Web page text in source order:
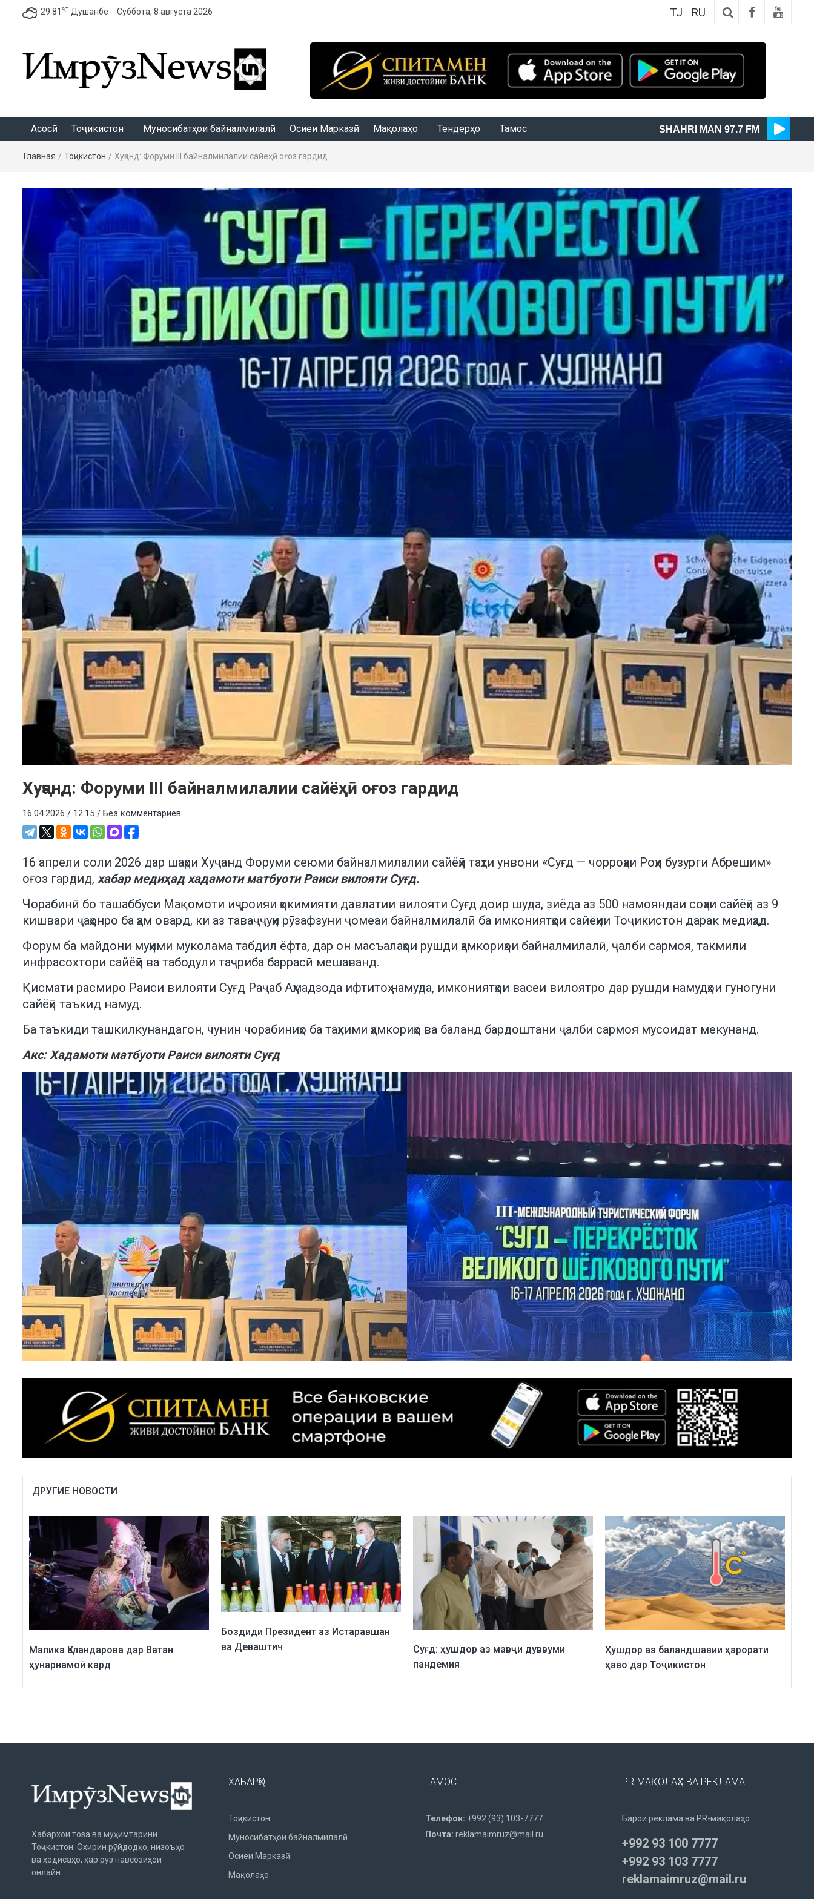
29.81 ℃ Душанбе Суббота, 8 августа 2026 TJ RU
Асосӣ Тоҷикистон Муносибатҳои байналмилалӣ Осиёи Марказӣ Мақолаҳо Тендерҳо Тамос SHAHRI MAN 97.7 FM
Главная / Тоҷикистон / Хуҷанд: Форуми III байналмилалии сайёҳӣ оғоз гардид
Хуҷанд: Форуми III байналмилалии сайёҳӣ оғоз гардид
16.04.2026 / 12:15 / Без комментариев
16 апрели соли 2026 дар шаҳри Хуҷанд Форуми сеюми байналмилалии сайёҳӣ таҳти унвони «Суғд — чорроҳаи Роҳи бузурги Абрешим»
оғоз гардид, хабар медиҳад хадамоти матбуоти Раиси вилояти Суғд.
Чорабинӣ бо ташаббуси Мақомоти иҷроияи ҳокимияти давлатии вилояти Суғд доир шуда, зиёда аз 500 намояндаи соҳаи сайёҳӣ аз 9
кишвари ҷаҳонро ба ҳам овард, ки аз таваҷҷуҳи рӯзафзуни ҷомеаи байналмилалӣ ба имкониятҳои сайёҳии Тоҷикистон дарак медиҳад.
Форум ба майдони муҳими муколама табдил ёфта, дар он масъалаҳои рушди ҳамкориҳои байналмилалӣ, ҷалби сармоя, такмили
инфрасохтори сайёҳӣ ва табодули таҷриба баррасӣ мешаванд.
Қисмати расмиро Раиси вилояти Суғд Раҷаб Аҳмадзода ифтитоҳ намуда, имкониятҳои васеи вилоятро дар рушди намудҳои гуногуни
сайёҳӣ таъкид намуд.
Ба таъкиди ташкилкунандагон, чунин чорабиниҳо ба таҳкими ҳамкориҳо ва баланд бардоштани ҷалби сармоя мусоидат мекунанд.
Акс: Хадамоти матбуоти Раиси вилояти Суғд
ДРУГИЕ НОВОСТИ
Малика Қаландарова дар Ватан
ҳунарнамоӣ кард
Боздиди Президент аз Истаравшан
ва Деваштич
Суғд: ҳушдор аз мавҷи дуввуми
пандемия
Ҳушдор аз баландшавии ҳарорати
ҳаво дар Тоҷикистон
Хабархои тоза ва муҳимтарини
Тоҷикистон. Охирин рӯйдодҳо, низоъҳо
ва ҳодисаҳо, ҳар рӯз навсозиҳои
онлайн.
ХАБАРҲО
Тоҷикистон
Муносибатҳои байналмилалӣ
Осиёи Марказӣ
Мақолаҳо
ТАМОС
Телефон: +992 (93) 103-7777
Почта: reklamaimruz@mail.ru
PR-МАҚОЛАҲО ВА РЕКЛАМА
Барои реклама ва PR-мақолаҳо:
+992 93 100 7777
+992 93 103 7777
reklamaimruz@mail.ru